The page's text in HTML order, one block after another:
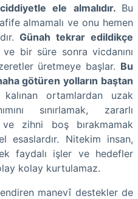
ele almalıdır. Bu
almamalı ve onu hemen
Günah tekrar edildikçe
ve bir süre sonra vicdanını
üretmeye başlar. Bu
götüren yolların baştan
kalınan ortamlardan uzak
sınırlamak, zararlı
zihni boş bırakmamak
esaslardır. Nitekim insan,
faydalı işler ve hedefler
kolay kurtulamaz.
manevî destekler de